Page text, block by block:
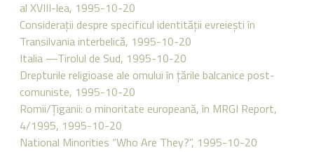
al XVIII-lea, 1995-10-20
Consideraţii despre specificul identităţii evreieşti în
Transilvania interbelică, 1995-10-20
Italia —Tirolul de Sud, 1995-10-20
Drepturile religioase ale omului în ţările balcanice post-
comuniste, 1995-10-20
Romii/Ţiganii: o minoritate europeană, în MRGI Report,
4/1995, 1995-10-20
National Minorities “Who Are They?”, 1995-10-20